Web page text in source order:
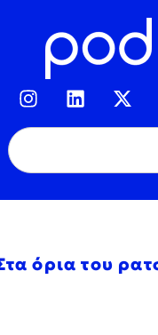
όρια του